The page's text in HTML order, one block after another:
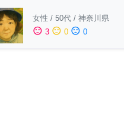
女性 / 50代 / 神奈川県
sentiment_satisfied 3 sentiment_neutral 0 sentiment_dissatisfied 0